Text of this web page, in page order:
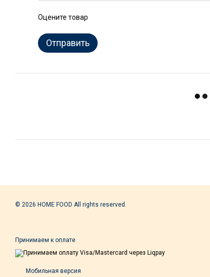
Оцените товар
Отправить
© 2026 HOME FOOD All rights reserved.
Принимаем к оплате
Мобильная версия